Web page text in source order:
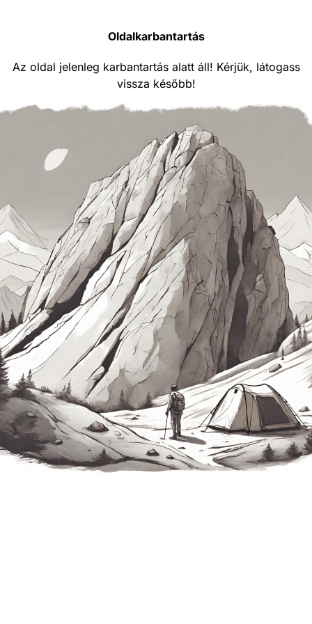
Oldalkarbantartás
Az oldal jelenleg karbantartás alatt áll! Kérjük, látogass
vissza később!